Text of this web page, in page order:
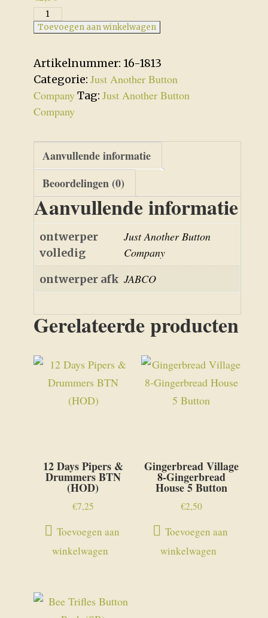
Gingerbread
Village
Gingerbread
House
7
knoopje
Toevoegen aan winkelwagen
Artikelnummer: 16-1813
Categorie: Just Another Button
CompanyTag: Just Another Button
Company
Aanvullende informatie
Beoordelingen (0)
Aanvullende informatie
ontwerper
volledig
Just Another Button
Company
ontwerper afk JABCO
Gerelateerde producten
12 Days Pipers &
Drummers BTN
(HOD)
€7,25
Toevoegen aan
winkelwagen
Gingerbread Village
8-Gingerbread
House 5 Button
€2,50
Toevoegen aan
winkelwagen